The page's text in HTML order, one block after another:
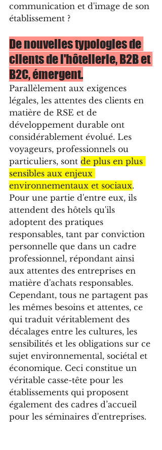
communication et d'image de son
établissement ?
De nouvelles typologies de
clients de l'hôtellerie, B2B et
B2C, émergent.
Parallèlement aux exigences
légales, les attentes des clients en
matière de RSE et de
développement durable ont
considérablement évolué. Les
voyageurs, professionnels ou
particuliers, sont de plus en plus
sensibles aux enjeux
environnementaux et sociaux.
Pour une partie d'entre eux, ils
attendent des hôtels qu'ils
adoptent des pratiques
responsables, tant par conviction
personnelle que dans un cadre
professionnel, répondant ainsi
aux attentes des entreprises en
matière d'achats responsables.
Cependant, tous ne partagent pas
les mêmes besoins et attentes, ce
qui traduit véritablement des
décalages entre les cultures, les
sensibilités et les obligations sur ce
sujet environnemental, sociétal et
économique. Ceci constitue un
véritable casse-tête pour les
établissements qui proposent
également des cadres d’accueil
pour les séminaires d'entreprises.